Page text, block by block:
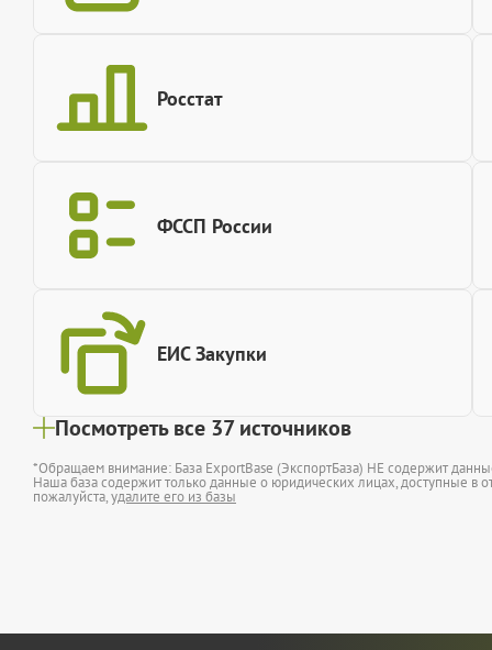
Росстат
ФССП России
ЕИС Закупки
Посмотреть все 37 источников
*Обращаем внимание: База ExportBase (ЭкспортБаза) НЕ содержит
Наша база содержит только данные о юридических лицах, доступные в
пожалуйста,удалите его из базы